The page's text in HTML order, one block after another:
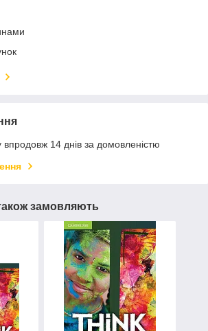
14 днів за домовленістю
замовляють